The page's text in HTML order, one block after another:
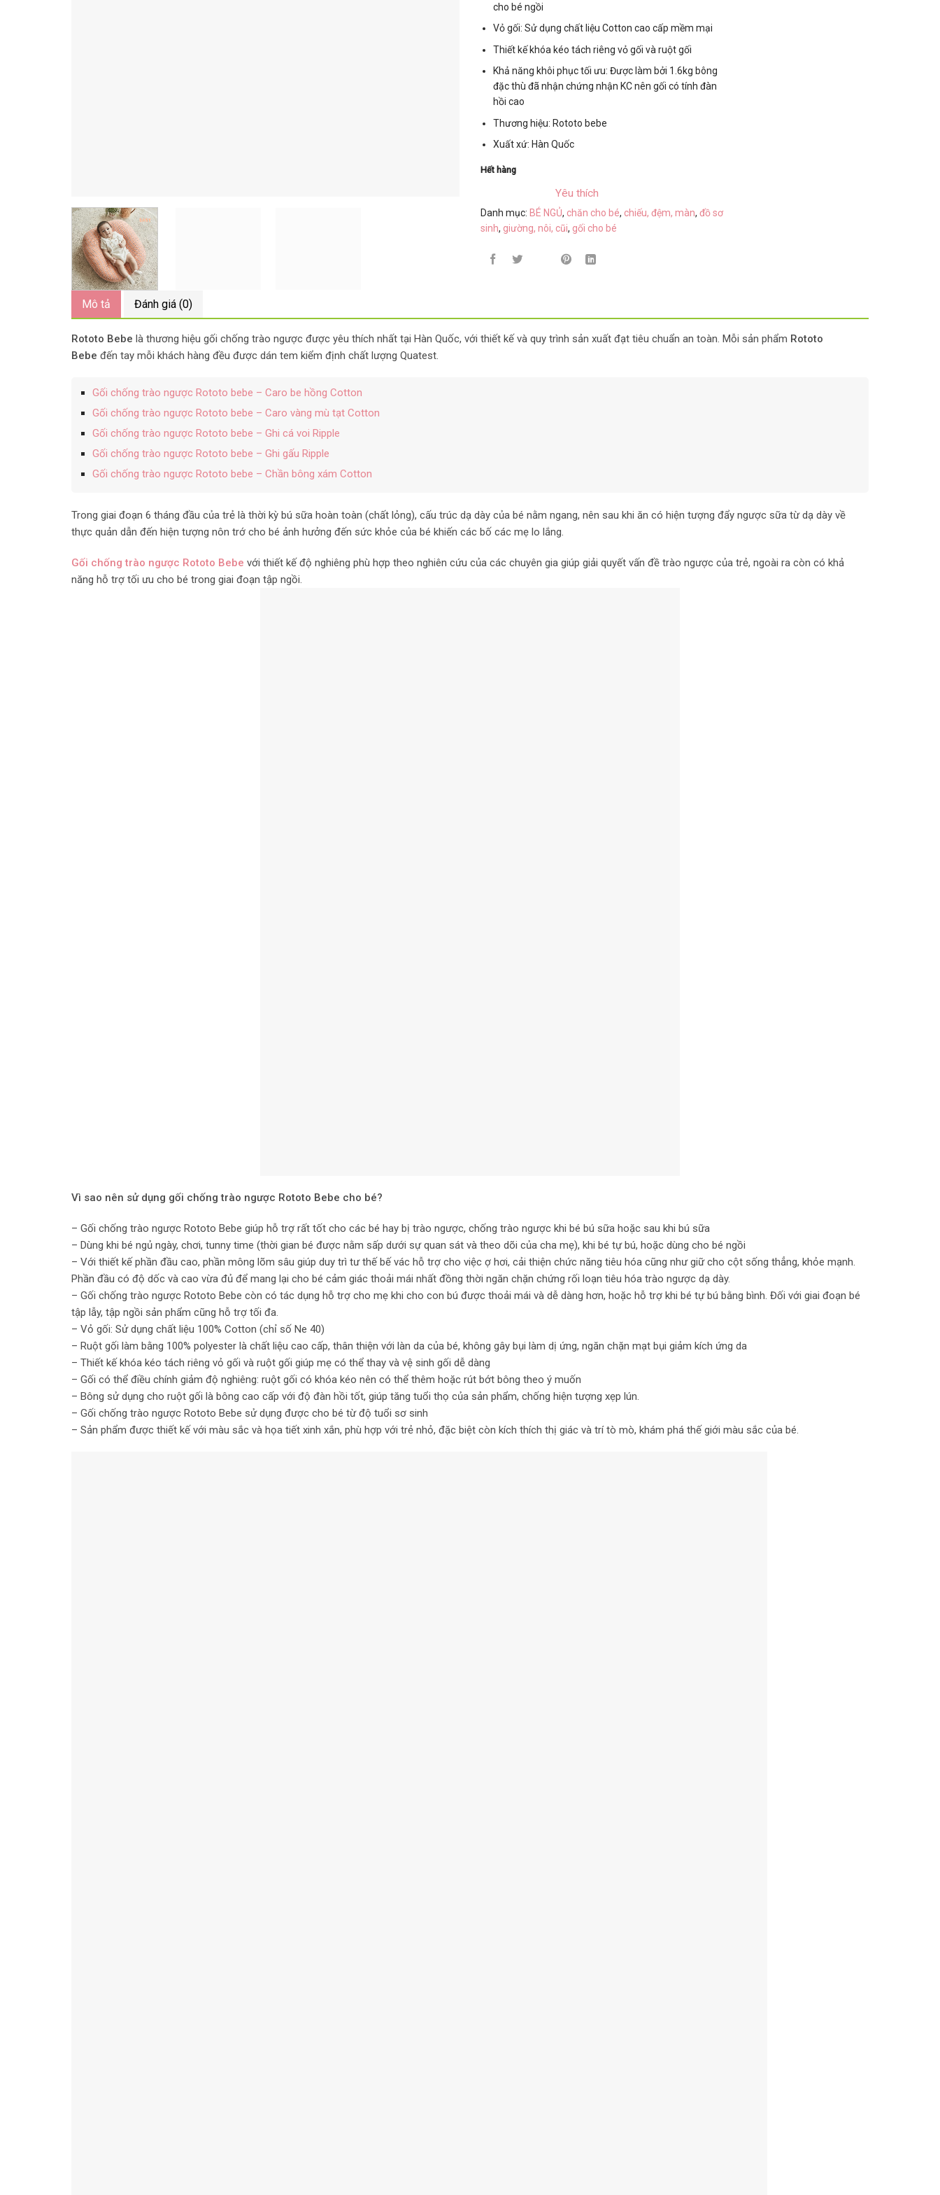
cho bé ngồi
Vỏ gối: Sử dụng chất liệu Cotton cao cấp mềm mại
Thiết kế khóa kéo tách riêng vỏ gối và ruột gối
Khả năng khôi phục tối ưu: Được làm bởi 1.6kg bông
đặc thù đã nhận chứng nhận KC nên gối có tính đàn
hồi cao
Thương hiệu: Rototo bebe
Xuất xứ: Hàn Quốc
Hết hàng
Yêu thích
Danh mục: BÉ NGỦ, chăn cho bé, chiếu, đệm, màn, đồ sơ
sinh, giường, nôi, cũi, gối cho bé
Mô tả Đánh giá (0)
Rototo Bebe là thương hiệu gối chống trào ngược được yêu thích nhất tại Hàn Quốc, với thiết kế và quy trình sản xuất đạt tiêu chuẩn an toàn. Mỗi sản phẩm Rototo
Bebe đến tay mỗi khách hàng đều được dán tem kiểm định chất lượng Quatest.
Gối chống trào ngược Rototo bebe – Caro be hồng Cotton
Gối chống trào ngược Rototo bebe – Caro vàng mù tạt Cotton
Gối chống trào ngược Rototo bebe – Ghi cá voi Ripple
Gối chống trào ngược Rototo bebe – Ghi gấu Ripple
Gối chống trào ngược Rototo bebe – Chần bông xám Cotton
Trong giai đoạn 6 tháng đầu của trẻ là thời kỳ bú sữa hoàn toàn (chất lỏng), cấu trúc dạ dày của bé nằm ngang, nên sau khi ăn có hiện tượng đẩy ngược sữa từ dạ dày về
thực quản dẫn đến hiện tượng nôn trớ cho bé ảnh hưởng đến sức khỏe của bé khiến các bố các mẹ lo lắng.
Gối chống trào ngược Rototo Bebe với thiết kế độ nghiêng phù hợp theo nghiên cứu của các chuyên gia giúp giải quyết vấn đề trào ngược của trẻ, ngoài ra còn có khả
năng hỗ trợ tối ưu cho bé trong giai đoạn tập ngồi.
Vì sao nên sử dụng gối chống trào ngược Rototo Bebe cho bé?
– Gối chống trào ngược Rototo Bebe giúp hỗ trợ rất tốt cho các bé hay bị trào ngược, chống trào ngược khi bé bú sữa hoặc sau khi bú sữa
– Dùng khi bé ngủ ngày, chơi, tunny time (thời gian bé được nằm sấp dưới sự quan sát và theo dõi của cha mẹ), khi bé tự bú, hoặc dùng cho bé ngồi
– Với thiết kế phần đầu cao, phần mông lõm sâu giúp duy trì tư thế bế vác hỗ trợ cho việc ợ hơi, cải thiện chức năng tiêu hóa cũng như giữ cho cột sống thẳng, khỏe mạnh.
Phần đầu có độ dốc và cao vừa đủ để mang lại cho bé cảm giác thoải mái nhất đồng thời ngăn chặn chứng rối loạn tiêu hóa trào ngược dạ dày.
– Gối chống trào ngược Rototo Bebe còn có tác dụng hỗ trợ cho mẹ khi cho con bú được thoải mái và dễ dàng hơn, hoặc hỗ trợ khi bé tự bú bằng bình. Đối với giai đoạn bé
tập lẫy, tập ngồi sản phẩm cũng hỗ trợ tối đa.
– Vỏ gối: Sử dụng chất liệu 100% Cotton (chỉ số Ne 40)
– Ruột gối làm bằng 100% polyester là chất liệu cao cấp, thân thiện với làn da của bé, không gây bụi làm dị ứng, ngăn chặn mạt bụi giảm kích ứng da
– Thiết kế khóa kéo tách riêng vỏ gối và ruột gối giúp mẹ có thể thay và vệ sinh gối dễ dàng
– Gối có thể điều chính giảm độ nghiêng: ruột gối có khóa kéo nên có thể thêm hoặc rút bớt bông theo ý muốn
– Bông sử dụng cho ruột gối là bông cao cấp với độ đàn hồi tốt, giúp tăng tuổi thọ của sản phẩm, chống hiện tượng xẹp lún.
– Gối chống trào ngược Rototo Bebe sử dụng được cho bé từ độ tuổi sơ sinh
– Sản phẩm được thiết kế với màu sắc và họa tiết xinh xắn, phù hợp với trẻ nhỏ, đặc biệt còn kích thích thị giác và trí tò mò, khám phá thế giới màu sắc của bé.